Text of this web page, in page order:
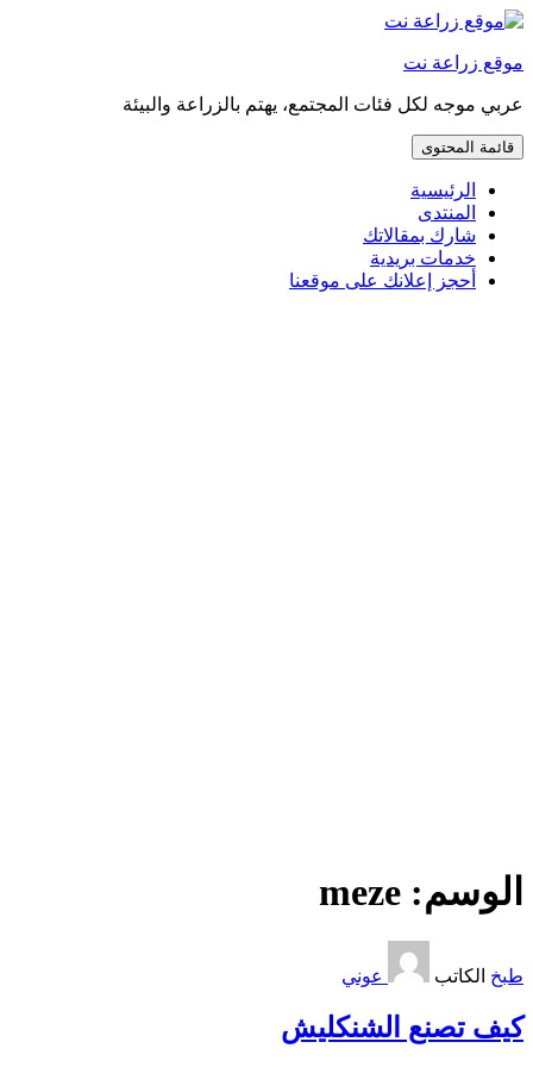
إذهب
إلى
موقع زراعة نت
عربي موجه لكل فئات المجتمع، يهتم بالزراعة والبيئة
قائمة المحتوى
الرئيسية
المنتدى
شارك بمقالاتك
خدمات بريدية
أحجز إعلانك على موقعنا
الوسم: meze
طبخ الكاتب عوني
كيف تصنع الشنكليش